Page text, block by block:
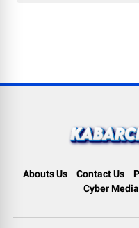
Abouts Us Contact Us
Cyber